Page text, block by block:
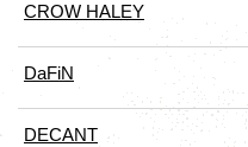
CROW HALEY
DaFiN
DECANT